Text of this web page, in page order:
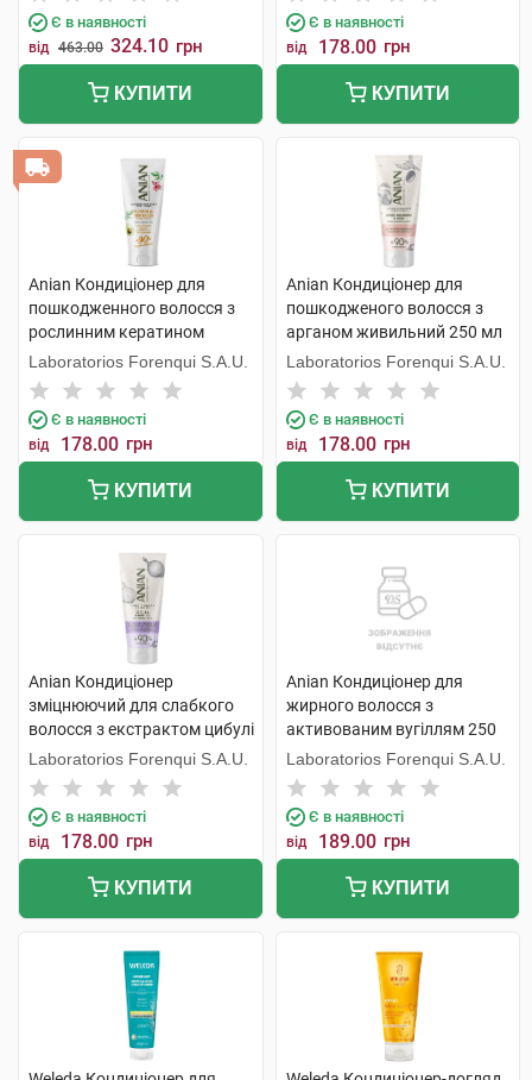
Є в наявності
від 463.00 324.10 грн
КУПИТИ
Є в наявності
від 178.00 грн
КУПИТИ
Anian Кондиціонер для
пошкодженного волосся з
рослинним кератином
відновлюючий 250 мл 1 туба
Laboratorios Forenqui S.A.U.
Є в наявності
від 178.00 грн
КУПИТИ
Anian Кондиціонер для
пошкодженого волосся з
арганом живильний 250 мл
1 туба
Laboratorios Forenqui S.A.U.
Є в наявності
від 178.00 грн
КУПИТИ
Anian Кондиціонер
зміцнюючий для слабкого
волосся з екстрактом цибулі
250 мл 1 туба
Laboratorios Forenqui S.A.U.
Є в наявності
від 178.00 грн
КУПИТИ
Anian Кондиціонер для
жирного волосся з
активованим вугіллям 250
мл 1 флакон
Laboratorios Forenqui S.A.U.
Є в наявності
від 189.00 грн
КУПИТИ